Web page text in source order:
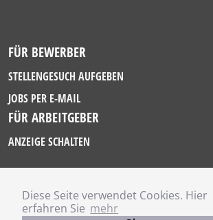
Diese Seite verwendet Cookies. Hier
erfahren Sie mehr
FÜR BEWERBER
STELLENGESUCH AUFGEBEN
JOBS PER E-MAIL
FÜR ARBEITGEBER
ANZEIGE SCHALTEN
IMPRESSUM